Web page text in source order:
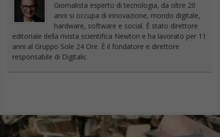
Giornalista esperto di tecnologia, da oltre 20
anni si occupa di innovazione, mondo digitale,
hardware, software e social. È stato direttore
editoriale della rivista scientifica Newton e ha lavorato per 11
anni al Gruppo Sole 24 Ore. È il fondatore e direttore
responsabile di Digitalic